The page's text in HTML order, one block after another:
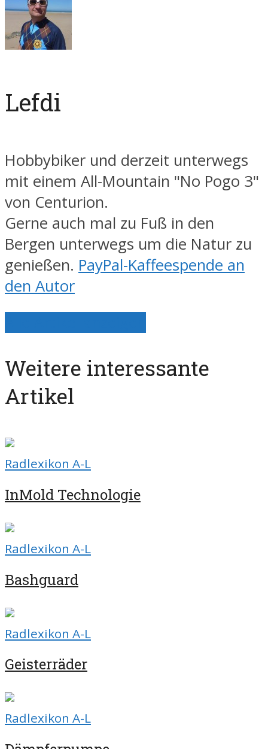
Lefdi
Hobbybiker und derzeit unterwegs
mit einem All-Mountain "No Pogo 3"
von Centurion.
Gerne auch mal zu Fuß in den
Bergen unterwegs um die Natur zu
genießen. PayPal-Kaffeespende an
den Autor
Weitere interessante
Artikel
Radlexikon A-L
InMold Technologie
Radlexikon A-L
Bashguard
Radlexikon A-L
Geisterräder
Radlexikon A-L